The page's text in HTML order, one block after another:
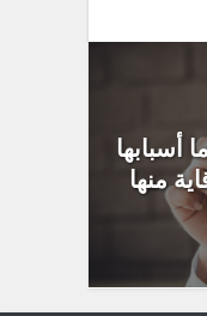
أسبابها
منها